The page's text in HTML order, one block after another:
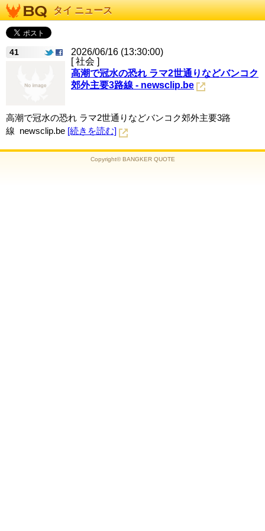
タイ ニュース
41
2026/06/16 (13:30:00)
[ 社会 ]
高潮で冠水の恐れ ラマ2世通りなどバンコク
郊外主要3路線 - newsclip.be
高潮で冠水の恐れ ラマ2世通りなどバンコク郊外主要3路
線 newsclip.be [続きを読む]
Copyright© BANGKER QUOTE